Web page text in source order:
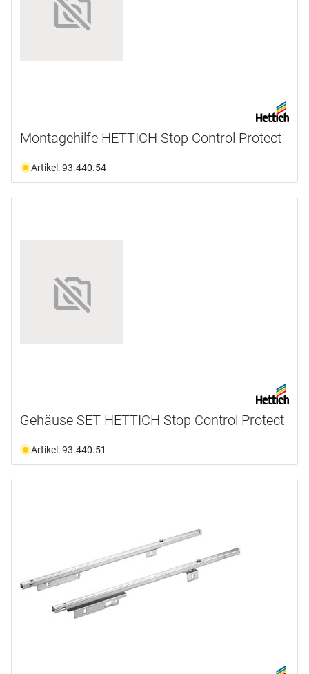
Montagehilfe HETTICH Stop Control Protect
Artikel: 93.440.54
Gehäuse SET HETTICH Stop Control Protect
Artikel: 93.440.51